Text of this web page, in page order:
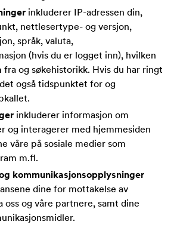
inkluderer IP-adressen din,
nettlesertype- og versjon,
språk, valuta,
(hvis du er logget inn), hvilken
og søkehistorikk. Hvis du har ringt
også tidspunktet for og
inkluderer informasjon om
og interagerer med hjemmesiden
våre på sosiale medier som
m.fl.
kommunikasjonsopplysninger
dine for mottakelse av
oss og våre partnere, samt dine